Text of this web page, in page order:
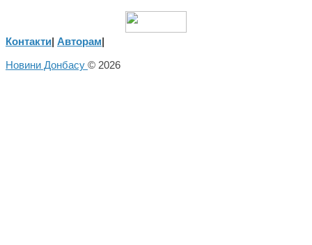
Контакти| Авторам|
Новини Донбасу © 2026